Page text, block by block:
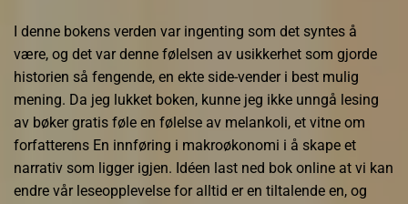
I denne bokens verden var ingenting som det syntes å
være, og det var denne følelsen av usikkerhet som gjorde
historien så fengende, en ekte side-vender i best mulig
mening. Da jeg lukket boken, kunne jeg ikke unngå lesing
av bøker gratis føle en følelse av melankoli, et vitne om
forfatterens En innføring i makroøkonomi i å skape et
narrativ som ligger igjen. Idéen last ned bok online at vi kan
endre vår leseopplevelse for alltid er en tiltalende en, og